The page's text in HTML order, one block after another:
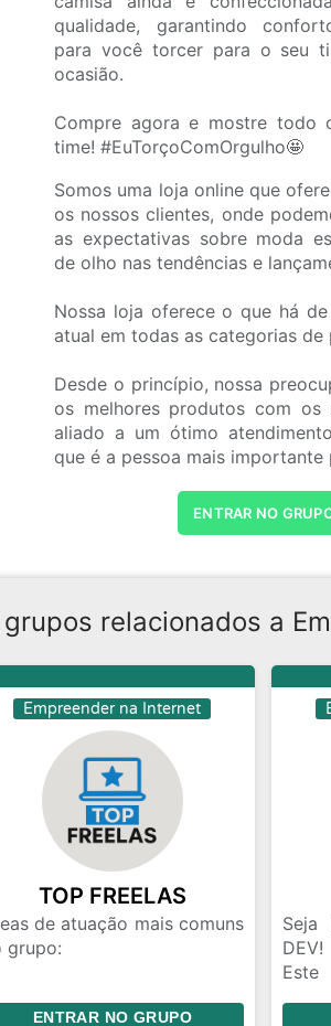
qualidade, garantindo
para você torcer para o seu
ocasião.
Compre agora e mostre todo
time! #EuTorçoComOrgulho🤩
Somos uma loja online que
os nossos clientes, onde
as expectativas sobre moda
de olho nas tendências e
Nossa loja oferece o que há
atual em todas as categorias de
Desde o princípio, nossa
os melhores produtos com os
aliado a um ótimo
que é a pessoa mais importante
ENTRAR NO
relacionados a
Empreender na Internet
TOP FREELAS
de atuação mais comuns
grupo:
UX, identidade visual, social
ENTRAR NO GRUPO
Seja
DEV!